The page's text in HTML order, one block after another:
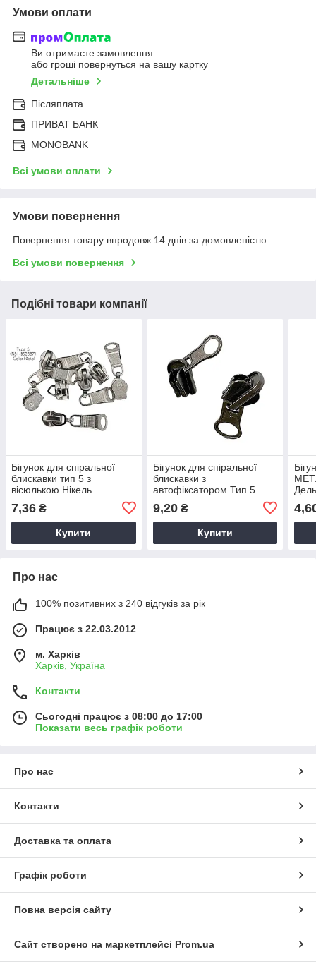
Умови оплати
Ви отримаєте замовлення
або гроші повернуться на вашу картку
Детальніше
Післяплата
ПРИВАТ БАНК
MONOBANK
Всі умови оплати
Умови повернення
Повернення товару впродовж 14 днів за домовленістю
Всі умови повернення
Подібні товари компанії
Бігунок для спіральної
блискавки тип 5 з
вісюлькою Нікель
7,36 ₴
Купити
Бігунок для спіральної
блискавки з
автофіксатором Тип 5
9,20₴
Купити
Про нас
100% позитивних з 240 відгуків за рік
Працює з 22.03.2012
м. Харків
Харків, Україна
Контакти
Сьогодні працює з 08:00 до 17:00
Показати весь графік роботи
Про нас
Контакти
Доставка та оплата
Графік роботи
Повна версія сайту
Сайт створено на маркетплейсі Prom.ua